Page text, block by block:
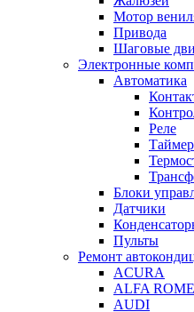
Мотор
Привода
Шаговые
Электронные
Автоматика
Реле
Блоки
Датчики
Пульты
Ремонт
ACURA
ALFA
AUDI